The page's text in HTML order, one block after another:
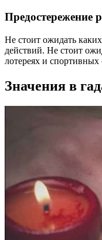
Предостережение
Не стоит ожидать
действий. Не стоит
лотереях и спортивных
Значения в